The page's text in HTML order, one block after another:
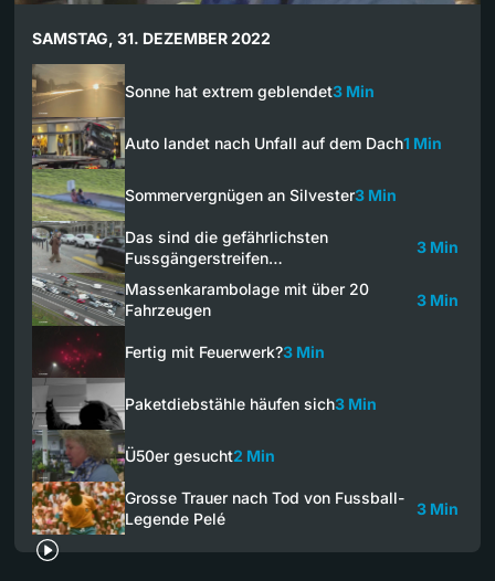
SAMSTAG, 31. DEZEMBER 2022
Sonne hat extrem geblendet3 Min
Auto landet nach Unfall auf dem Dach1 Min
Sommervergnügen an Silvester3 Min
Das sind die gefährlichsten
Fussgängerstreifen…
3 Min
Massenkarambolage mit über 20
Fahrzeugen
3 Min
Fertig mit Feuerwerk?3 Min
Paketdiebstähle häufen sich3 Min
Ü50er gesucht2 Min
Grosse Trauer nach Tod von Fussball-
Legende Pelé
3 Min